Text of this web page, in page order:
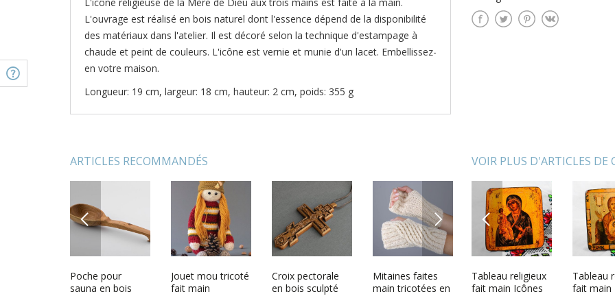
L'ouvrage est réalisé en bois naturel dont l'essence dépend de la disponibilité
des matériaux dans l'atelier. Il est décoré selon la technique d'estampage à
chaude et peint de couleurs. L'icône est vernie et munie d'un lacet. Embellissez-
en votre maison.
Longueur: 19 cm, largeur: 18 cm, hauteur: 2 cm, poids: 355 g
ARTICLES RECOMMANDÉS
PREVIOUS
Poche pour
sauna en bois
Jouet mou tricoté
fait main
Croix pectorale
en bois sculpté
Mitaines faites
main tricotées en
Bloc de yoga
Lampe
NEXT
VOIR PLUS D'ARTICLES DE
PREVIOUS
Icone religieuse
bois faite main
Tableau religieux
fait main Icônes
Tableau religieux
Peinture
Tableau religieux
Peinture
Tableau religieux
fait main Icônes
Tableau
fait main